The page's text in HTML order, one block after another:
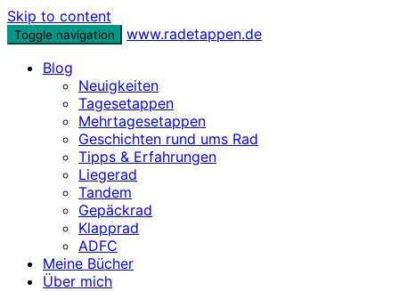
Skip to content
Toggle navigation
www.radetappen.de
Blog
Neuigkeiten
Tagesetappen
Mehrtagesetappen
Geschichten rund ums Rad
Tipps & Erfahrungen
Liegerad
Tandem
Gepäckrad
Klapprad
ADFC
Meine Bücher
Über mich